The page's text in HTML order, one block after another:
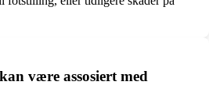
være assosiert med